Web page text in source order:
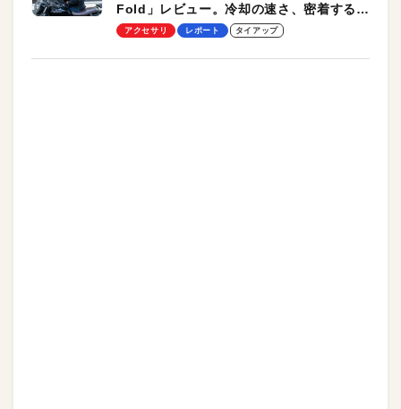
Fold」レビュー。冷却の速さ、密着する冷
却プレート、シンプルな操作性がグッド！
アクセサリ レポート タイアップ